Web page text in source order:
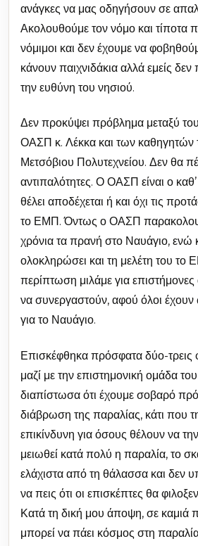
ανάγκες να μας οδηγήσουν σε
Ακολουθούμε τον νόμο και τίποτα
νόμιμοι και δεν έχουμε να
κάνουν παιχνιδάκια αλλά εμείς δεν
την ευθύνη του νησιού.
Δεν προκύψει πρόβλημα μεταξύ
ΟΑΣΠ κ. Λέκκα και των καθηγητών
Μετσόβιου Πολυτεχνείου. Δεν θα
αντιπαλότητες. Ο ΟΑΣΠ είναι ο
θέλει αποδέχεται ή και όχι τις
το ΕΜΠ. Όντως ο ΟΑΣΠ
χρόνια τα πρανή στο Ναυάγιο, ενώ
ολοκληρώσει και τη μελέτη του το
περίπτωση μιλάμε για
να συνεργαστούν, αφού όλοι
για το Ναυάγιο.
Επισκέφθηκα πρόσφατα δύο-τρεις
μαζί με την επιστημονική ομάδα
διαπίστωσα ότι έχουμε σοβαρό
διάβρωση της παραλίας, κάτι που
επικίνδυνη για όσους θέλουν να
μειωθεί κατά πολύ η παραλία, το
ελάχιστα από τη θάλασσα και δεν
να πεις ότι οι επισκέπτες θα
Κατά τη δική μου άποψη, σε καμιά
μπορεί να πάει κόσμος στη